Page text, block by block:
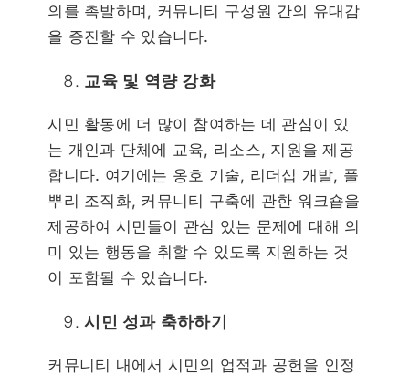
의를 촉발하며, 커뮤니티 구성원 간의 유대감
을 증진할 수 있습니다.
교육 및 역량 강화
시민 활동에 더 많이 참여하는 데 관심이 있
는 개인과 단체에 교육, 리소스, 지원을 제공
합니다. 여기에는 옹호 기술, 리더십 개발, 풀
뿌리 조직화, 커뮤니티 구축에 관한 워크숍을
제공하여 시민들이 관심 있는 문제에 대해 의
미 있는 행동을 취할 수 있도록 지원하는 것
이 포함될 수 있습니다.
시민 성과 축하하기
커뮤니티 내에서 시민의 업적과 공헌을 인정